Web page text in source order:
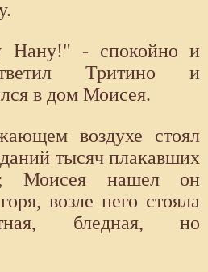
Нану!" - спокойно и
Тритино и
в дом Моисея.
воздухе стоял
тысяч плакавших
Моисея нашел он
возле него стояла
бледная, но